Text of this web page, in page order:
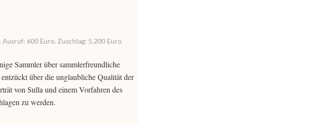
600 Euro. Zuschlag: 5.200 Euro.
Sammler über sammlerfreundliche
über die unglaubliche Qualität der
von Sulla und einem Vorfahren des
zu werden.